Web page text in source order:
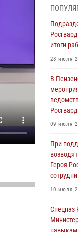
центр
04
В
04
03
В Пензе
мужчину,
бранью
03
итоги
28 июля
В
09 июля
При
Героя
10 июля
Спецназ
навыкам